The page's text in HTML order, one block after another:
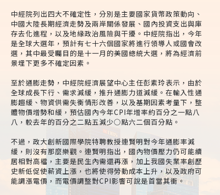
中經院列出四大不確定性，分別是主要國家貨幣政策動向、
中國大陸長期經濟走勢及兩岸關係發展、國內投資支出與庫
存去化進程，以及地緣政治風險與干擾。中經院指出，今年
是全球大選年，預計有七十六個國家將進行領導人或國會改
選，其中最受矚目的是十一月的美國總統大選，將為經濟前
景埋下更多不確定因素。
至於通膨走勢，中經院經濟展望中心主任彭素玲表示，由於
全球成長下行、需求減緩，推升通膨力道減緩。在輸入性通
膨趨緩、物資供需失衡情形改善，以及基期因素考量下，整
體物價增勢和緩，預估國內今年CPI年增率約百分之一點八
八，較去年的百分之二點五減少○點六二個百分點。
不過，政大創新國際學院特聘教授連賢明對今年通膨率減
緩，則沒有那麼樂觀。連賢明指出，國內物價壓力仍可能續
居相對高檔，主要是民生內需還再漲，加上我國失業率創歷
史新低促使薪資上漲，也將使得勞動成本上升，以及政府可
能調漲電價，而電價調整對CPI影響可說是首當其衝。